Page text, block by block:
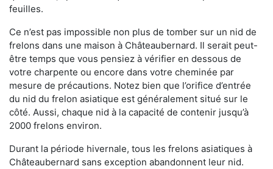
feuilles.
Ce n’est pas impossible non plus de tomber sur un nid de
frelons dans une maison à Châteaubernard. Il serait peut-
être temps que vous pensiez à vérifier en dessous de
votre charpente ou encore dans votre cheminée par
mesure de précautions. Notez bien que l’orifice d’entrée
du nid du frelon asiatique est généralement situé sur le
côté. Aussi, chaque nid à la capacité de contenir jusqu’à
2000 frelons environ.
Durant la période hivernale, tous les frelons asiatiques à
Châteaubernard sans exception abandonnent leur nid.